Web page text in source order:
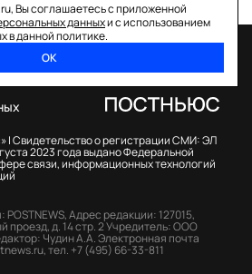
Вы соглашаетесь с приложенной
данныхи с использованием
в данной политике.
ОК
|Свидетельство о регистрации СМИ: ЭЛ
2023 года выдано Федеральной
связи, информационных технологий
Адрес редакции: 127015,
проезд, д. 14 стр. 2Учредитель: ООО
Чудин А.А.Электронная почта
,тел. +7 (495) 66-33-811